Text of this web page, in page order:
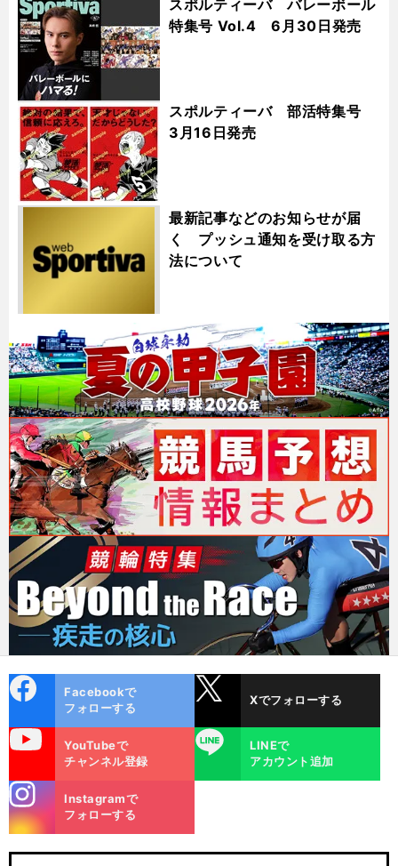
スポルティーバ バレーボール
特集号 Vol.4 6月30日発売
スポルティーバ 部活特集号
3月16日発売
最新記事などのお知らせが届
く プッシュ通知を受け取る方
法について
ok
Facebookで
フォローする
Xでフォローする
YouTubeで
チャンネル登録
LINE
LINEで
アカウント追加
m
Instagramで
フォローする